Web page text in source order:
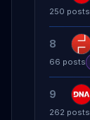
250 posts
8
66 posts
9
262 posts